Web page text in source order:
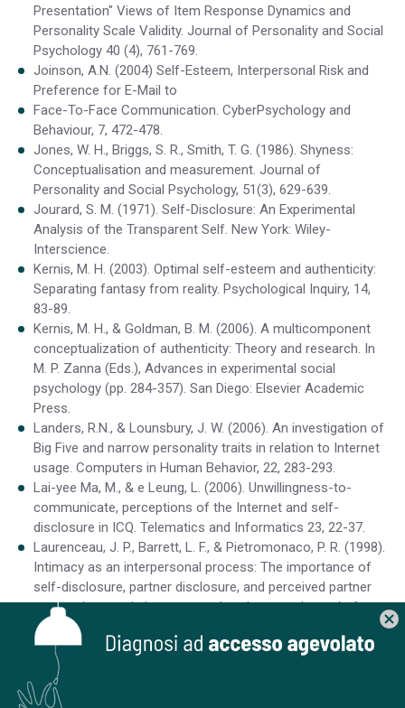
Presentation" Views of Item Response Dynamics and
Personality Scale Validity. Journal of Personality and Social
Psychology 40 (4), 761-769.
Joinson, A.N. (2004) Self-Esteem, Interpersonal Risk and
Preference for E-Mail to
Face-To-Face Communication. CyberPsychology and
Behaviour, 7, 472-478.
Jones, W. H., Briggs, S. R., Smith, T. G. (1986). Shyness:
Conceptualisation and measurement. Journal of
Personality and Social Psychology, 51(3), 629-639.
Jourard, S. M. (1971). Self-Disclosure: An Experimental
Analysis of the Transparent Self. New York: Wiley-
Interscience.
Kernis, M. H. (2003). Optimal self-esteem and authenticity:
Separating fantasy from reality. Psychological Inquiry, 14,
83-89.
Kernis, M. H., & Goldman, B. M. (2006). A multicomponent
conceptualization of authenticity: Theory and research. In
M. P. Zanna (Eds.), Advances in experimental social
psychology (pp. 284-357). San Diego: Elsevier Academic
Press.
Landers, R.N., & Lounsbury, J. W. (2006). An investigation of
Big Five and narrow personality traits in relation to Internet
usage. Computers in Human Behavior, 22, 283-293.
Lai-yee Ma, M., & e Leung, L. (2006). Unwillingness-to-
communicate, perceptions of the Internet and self-
disclosure in ICQ. Telematics and Informatics 23, 22-37.
Laurenceau, J. P., Barrett, L. F., & Pietromonaco, P. R. (1998).
Intimacy as an interpersonal process: The importance of
self-disclosure, partner disclosure, and perceived partner
responsiveness in interpersonal exchanges. Journal of
Personality and Social Psychology, 74, 1238-1251.
Lavin, M., Marvin, K., McLarney, A., Nola, V., & Scott, L.
(1999). Sensation seeking and collegiate vulnerability to
Internet dependence. CyberPsychology & Behavior, 2(5),
cancel